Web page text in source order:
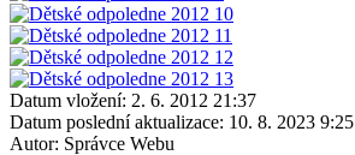
Datum vložení: 2. 6. 2012 21:37
Datum poslední aktualizace: 10. 8. 2023 9:25
Autor: Správce Webu